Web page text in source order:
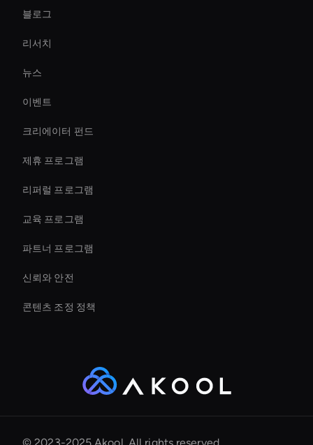
Ai Agent For Automation
Virtual Spokesperson For Branding
AI HR 비디오 메이커
Live Ai Avatar
Digital Twin For Meetings
블로그
리서치
뉴스
이벤트
크리에이터 펀드
제휴 프로그램
리퍼럴 프로그램
교육 프로그램
파트너 프로그램
신뢰와 안전
콘텐츠 조정 정책
© 2023-2025 Akool. All rights reserved.